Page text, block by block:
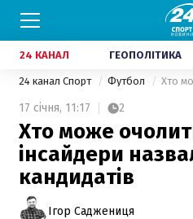
24 КАНАЛ ГЕОПОЛІТИКА
24 канал Спорт Футбол
17 січня, 11:17 2
Хто може
інсайдери
кандидатів
Ігор Саджениця